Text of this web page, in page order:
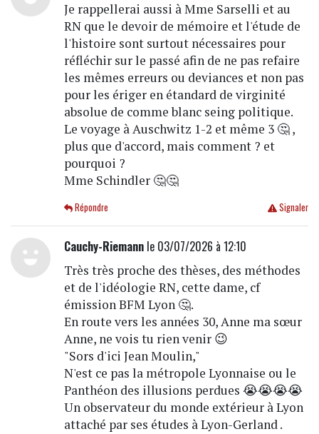
Je rappellerai aussi à Mme Sarselli et au
RN que le devoir de mémoire et l'étude de
l'histoire sont surtout nécessaires pour
réfléchir sur le passé afin de ne pas refaire
les mêmes erreurs ou deviances et non pas
pour les ériger en étandard de virginité
absolue de comme blanc seing politique.
Le voyage à Auschwitz 1-2 et même 3 🤔 ,
plus que d'accord, mais comment ? et
pourquoi ?
Mme Schindler 🤔🤔
Signaler
Répondre
Cauchy-Riemannle 03/07/2026 à 12:10
Très très proche des thèses, des méthodes
et de l'idéologie RN, cette dame, cf
émission BFM Lyon 🤔.
En route vers les années 30, Anne ma sœur
Anne, ne vois tu rien venir 😉
"Sors d'ici Jean Moulin,"
N'est ce pas la métropole Lyonnaise ou le
Panthéon des illusions perdues 😭😭😭😭
Un observateur du monde extérieur à Lyon
attaché par ses études à Lyon-Gerland .